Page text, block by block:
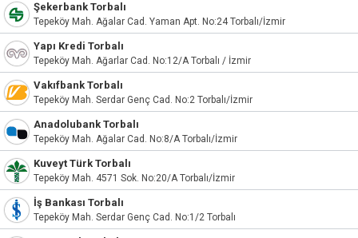
Şekerbank Torbalı
Tepeköy Mah. Ağalar Cad. Yaman Apt. No:24 Torbalı/İzmir
Yapı Kredi Torbalı
Tepeköy Mah. Ağarlar Cad. No:12/A Torbalı / İzmir
Vakıfbank Torbalı
Tepeköy Mah. Serdar Genç Cad. No:2 Torbalı/İzmir
Anadolubank Torbalı
Tepeköy Mah. Ağalar Cad. No:8/A Torbalı/İzmir
Kuveyt Türk Torbalı
Tepeköy Mah. 4571 Sok. No:20/A Torbalı/İzmir
İş Bankası Torbalı
Tepeköy Mah. Serdar Genç Cad. No:1/2 Torbalı